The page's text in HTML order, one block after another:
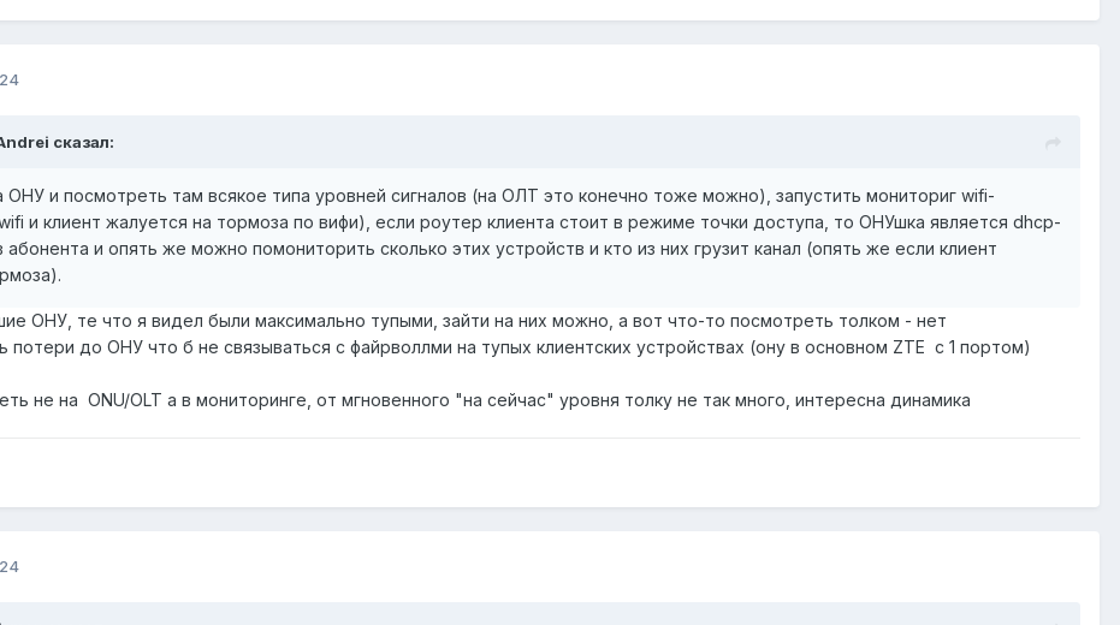
сказал:
ОНУ и посмотреть там всякое типа уровней сигналов (на ОЛТ это конечно тоже можно), запустить мониториг wifi-
и клиент жалуется на тормоза по вифи), если роутер клиента стоит в режиме точки доступа, то ОНУшка является dhcp-
и опять же можно помониторить сколько этих устройств и кто из них грузит канал (опять же если клиент
ОНУ, те что я видел были максимально тупыми, зайти на них можно, а вот что-то посмотреть толком - нет
потери до ОНУ что б не связываться с файрволлми на тупых клиентских устройствах (ону в основном ZTE с 1 портом)
не на ONU/OLT а в мониторинге, от мгновенного "на сейчас" уровня толку не так много, интересна динамика